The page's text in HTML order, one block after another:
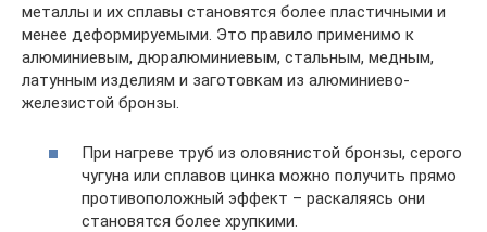
металлы и их сплавы становятся более пластичными и
менее деформируемыми. Это правило применимо к
алюминиевым, дюралюминиевым, стальным, медным,
латунным изделиям и заготовкам из алюминиево-
железистой бронзы.
При нагреве труб из оловянистой бронзы, серого
чугуна или сплавов цинка можно получить прямо
противоположный эффект – раскаляясь они
становятся более хрупкими.